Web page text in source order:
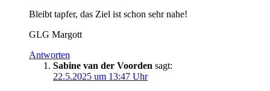
Bleibt tapfer, das Ziel ist schon sehr nahe!
GLG Margott
Antworten
Sabine van der Voorden sagt:
22.5.2025 um 13:47 Uhr